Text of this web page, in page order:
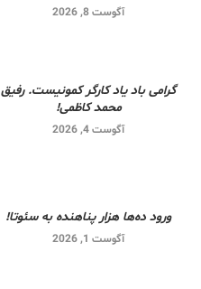
آگوست 8, 2026
گرامی باد یاد کارگر کمونیست. رفیق
محمد کاظمی!
آگوست 4, 2026
ورود ده‌ها هزار پناهنده به سئوتا!
آگوست 1, 2026